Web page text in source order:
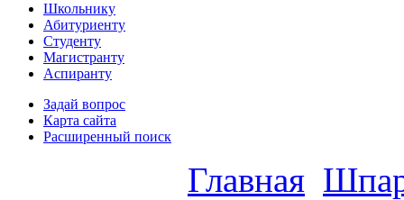
Школьнику
Абитуриенту
Студенту
Магистранту
Аспиранту
Задай вопрос
Карта сайта
Расширенный поиск
Главная